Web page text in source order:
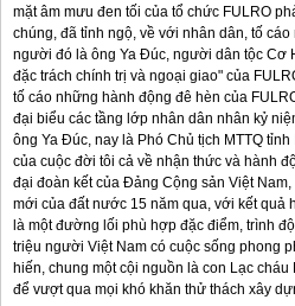
mặt âm mưu đen tối của tổ chức FULRO
chúng, đã tỉnh ngộ, về với nhân dân, tố
người đó là ông Ya Đúc, người dân tộc
đặc trách chính trị và ngoại giao" của
tố cáo những hành động đê hèn của
đại biểu các tầng lớp nhân dân nhân kỷ
ông Ya Đúc, nay là Phó Chủ tịch MTTQ
của cuộc đời tôi cả về nhận thức và hành
đại đoàn kết của Đảng Cộng sản Việt
mới của đất nước 15 năm qua, với kết quả
là một đường lối phù hợp đặc điểm, trình
triệu người Việt Nam có cuộc sống phong
hiến, chung một cội nguồn là con Lạc
để vượt qua mọi khó khăn thử thách xây